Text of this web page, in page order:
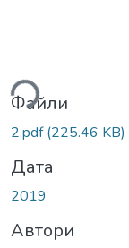
Файли
2.pdf(225.46 KB)
Дата
2019
Автори